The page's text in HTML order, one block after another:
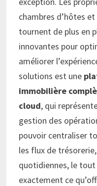
chambres d’hôtes
tournent de plus en
innovantes pour
améliorer
solutions est une
immobilière
cloud, qui
gestion des
pouvoir centraliser
les flux de
quotidiennes, le tout
exactement ce